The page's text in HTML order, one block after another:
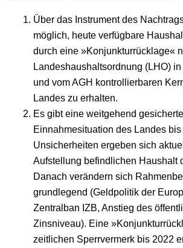
Über das Instrument des
möglich, heute verfügbare
durch eine »Konjunkturrücklage«
Landeshaushaltsordnung (LHO)
und vom AGH kontrollierbaren
Landes zu erhalten.
Es gibt eine weitgehend gesicherte
Einnahmesituation des Landes bis
Unsicherheiten ergeben sich
Aufstellung befindlichen Haushalt
Danach verändern sich
grundlegend (Geldpolitik der
Zentralban IZB, Anstieg des
Zinsniveau). Eine
zeitlichen Sperrvermerk bis 2022